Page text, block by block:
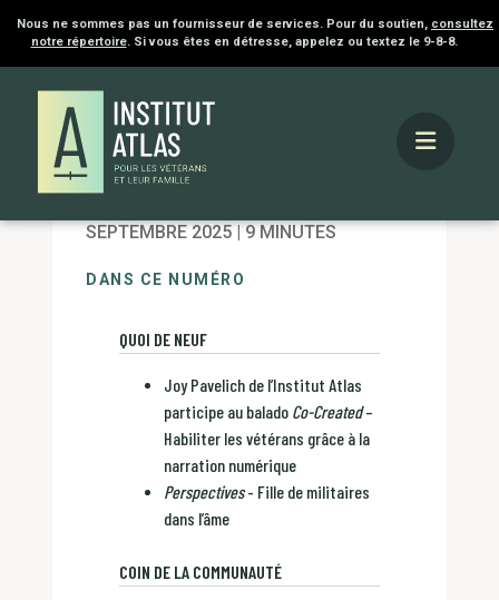
Nous ne sommes pas un fournisseur de services. Pour du soutien, consultez
notre répertoire. Si vous êtes en détresse, appelez ou textez le 9-8-8.
AccueilQuoi de neuf
Navigateur Atlas
SEPTEMBRE 2025 | 9 MINUTES
DANS CE NUMÉRO
QUOI DE NEUF
Joy Pavelich de l’Institut Atlas
participe au balado Co-Created–
Habiliter les vétérans grâce à la
narration numérique
Perspectives- Fille de militaires
dans l’âme
COIN DE LA COMMUNAUTÉ